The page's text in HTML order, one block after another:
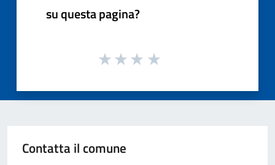
su questa pagina?
Contatta il comune